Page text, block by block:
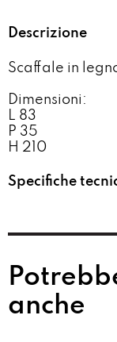
Descrizione
Scaffale in
Dimensioni:
L 83
P 35
H 210
Specifiche
anche